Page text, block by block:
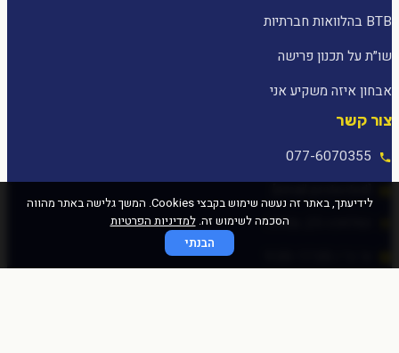
BTB בהלוואות חברתיות
שו״ת על תכנון פרישה
אבחון איזה משקיע אני
צור קשר
077-6070355
לידיעתך, באתר זה נעשה שימוש בקבצי Cookies. המשך גלישה באתר מהווה
הסכמה לשימוש זה.למדיניות הפרטיות
הבנתי